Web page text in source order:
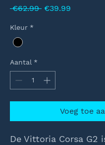
€62.99 Normale
€39.99
Kleur *
Aantal *
Voeg toe
De Vittoria Corsa G2